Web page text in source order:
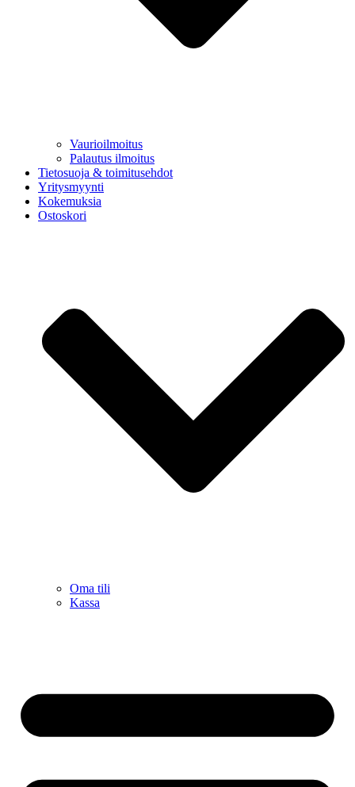
Vaurioilmoitus
Palautus ilmoitus
Tietosuoja & toimitusehdot
Yritysmyynti
Kokemuksia
Ostoskori
Oma tili
Kassa